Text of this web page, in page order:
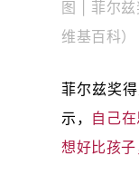
图 | 菲尔
维基百科）
菲尔兹奖
示， 自己
想好比孩子